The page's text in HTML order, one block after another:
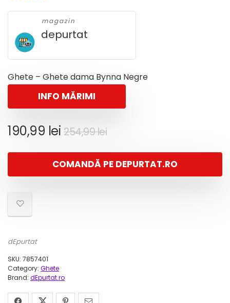
magazin
depurtat
Ghete – Ghete dama Bynna Negre
INFO MĂRIMI
254,99leiPrețul
a
fost:
190,99 lei
Prețul
este:
190,99 lei.
COMANDĂ PE DEPURTAT.RO
dEpurtat
SKU: 7857401
Category: Ghete
Brand: dEpurtat.ro